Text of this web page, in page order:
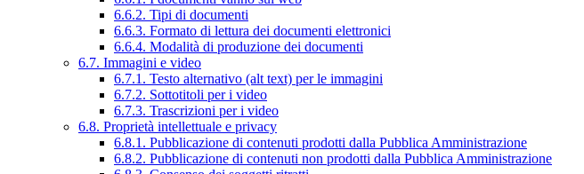
6.6.2. Tipi di documenti
6.6.3. Formato di lettura dei documenti elettronici
6.6.4. Modalità di produzione dei documenti
6.7. Immagini e video
6.7.1. Testo alternativo (alt text) per le immagini
6.7.2. Sottotitoli per i video
6.7.3. Trascrizioni per i video
6.8. Proprietà intellettuale e privacy
6.8.1. Pubblicazione di contenuti prodotti dalla Pubblica Amministrazione
6.8.2. Pubblicazione di contenuti non prodotti dalla Pubblica Amministrazione